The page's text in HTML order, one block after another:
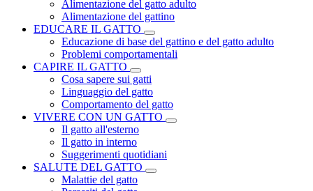
Alimentazione del gatto adulto
Alimentazione del gattino
EDUCARE IL GATTO
Educazione di base del gattino e del gatto adulto
Problemi comportamentali
CAPIRE IL GATTO
Cosa sapere sui gatti
Linguaggio del gatto
Comportamento del gatto
VIVERE CON UN GATTO
Il gatto all'esterno
Il gatto in interno
Suggerimenti quotidiani
SALUTE DEL GATTO
Malattie del gatto